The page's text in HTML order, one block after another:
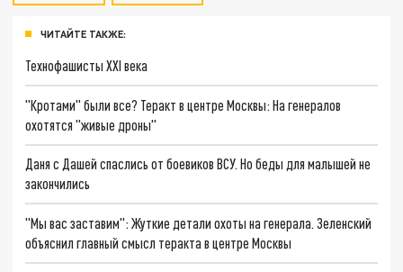
ЧИТАЙТЕ ТАКЖЕ:
Технофашисты XXI века
"Кротами" были все? Теракт в центре Москвы: На генералов
охотятся "живые дроны"
Даня с Дашей спаслись от боевиков ВСУ. Но беды для малышей не
закончились
"Мы вас заставим": Жуткие детали охоты на генерала. Зеленский
объяснил главный смысл теракта в центре Москвы